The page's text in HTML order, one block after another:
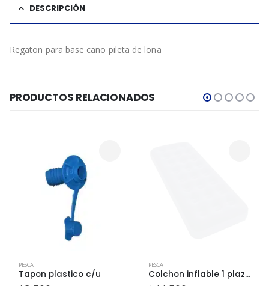
DESCRIPCIÓN
Regaton para base caño pileta de lona
PRODUCTOS RELACIONADOS
PESCA
Tapon plastico c/u
PESCA
Colchon inflable 1 plaza azul c/u